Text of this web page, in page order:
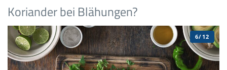
Koriander bei Blähungen?
6/12